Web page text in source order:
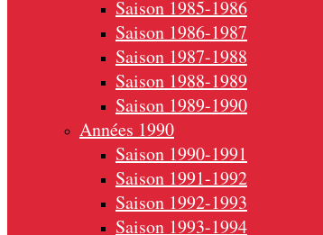
Saison 1985-1986
Saison 1986-1987
Saison 1987-1988
Saison 1988-1989
Saison 1989-1990
Années 1990
Saison 1990-1991
Saison 1991-1992
Saison 1992-1993
Saison 1993-1994